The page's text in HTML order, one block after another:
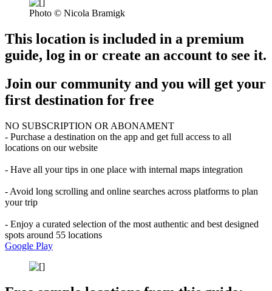
Photo © Nicola Bramigk
This location is included in a premium
guide, log in or create an account to see it.
Join our community and you will get your
first destination for free
NO SUBSCRIPTION OR ABONAMENT
- Purchase a destination on the app and get full access to all
locations on our website
- Have all your tips in one place with internal maps integration
- Avoid long scrolling and online searches across platforms to plan
your trip
- Enjoy a curated selection of the most authentic and best designed
spots around 55 locations
Google Play